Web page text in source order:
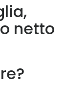
netto